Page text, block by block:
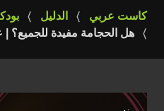
كاست عربي الدليل
هل الحجامة مفيدة للجميع؟ |